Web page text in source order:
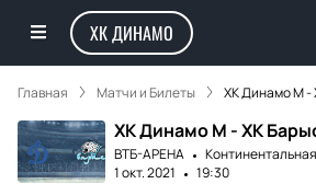
ХК ДИНАМО
Главная Матчи и Билеты ХК Динамо М -
ХК Динамо М - ХК
ВТБ-АРЕНА
1 окт. 2021
19:30